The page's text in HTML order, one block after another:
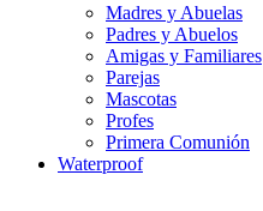
Madres y Abuelas
Padres y Abuelos
Amigas y Familiares
Parejas
Mascotas
Profes
Primera Comunión
Waterproof